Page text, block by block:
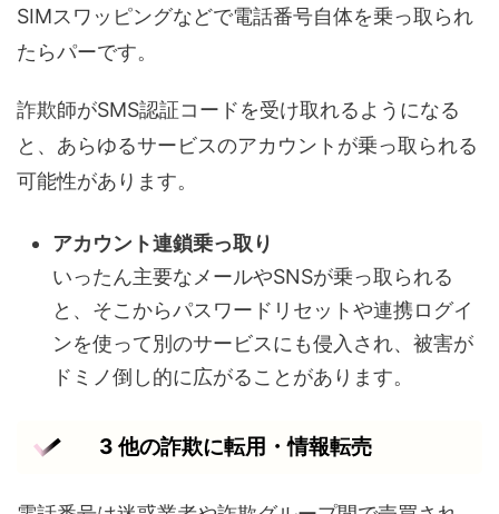
SIMスワッピングなどで電話番号自体を乗っ取られ
たらパーです。
詐欺師がSMS認証コードを受け取れるようになる
と、あらゆるサービスのアカウントが乗っ取られる
可能性があります。
アカウント連鎖乗っ取り
いったん主要なメールやSNSが乗っ取られる
と、そこからパスワードリセットや連携ログイ
ンを使って別のサービスにも侵入され、被害が
ドミノ倒し的に広がることがあります。
3 他の詐欺に転用・情報転売